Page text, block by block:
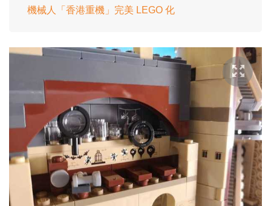
機械人「香港重機」完美 LEGO 化